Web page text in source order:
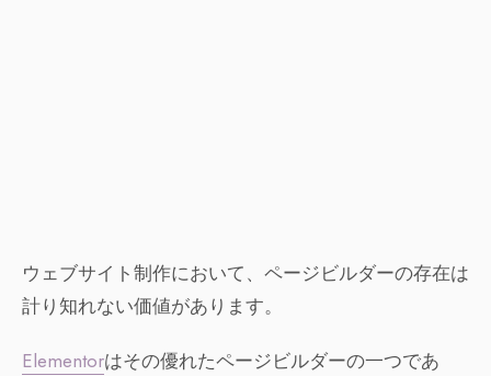
ウェブサイト制作において、ページビルダーの存在は
計り知れない価値があります。
Elementorはその優れたページビルダーの一つであ